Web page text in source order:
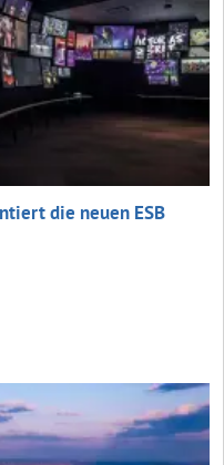
die neuen ESB